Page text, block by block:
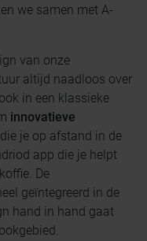
we samen met A-
van onze
altijd naadloos over
in een klassieke
innovatieve
die je op afstand in de
app die je helpt
De
geïntegreerd in de
hand in hand gaat